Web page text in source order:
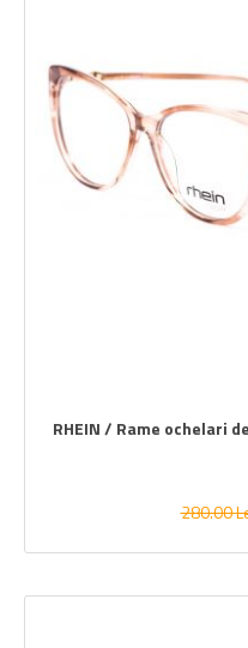
RHEIN / Rame ochelari
280.00